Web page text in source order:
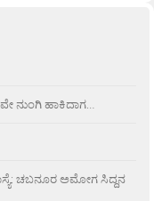
ನುಂಗಿ ಹಾಕಿದಾಗ…
ಚಬನೂರ ಅಮೋಗ ಸಿದ್ದನ